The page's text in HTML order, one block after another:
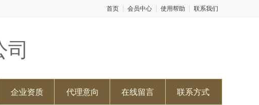
首页 会员中心 使用帮助 联系我们
企业资质 代理意向 在线留言 联系方式